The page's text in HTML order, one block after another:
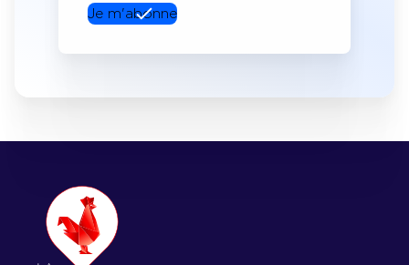
Je m'abonne